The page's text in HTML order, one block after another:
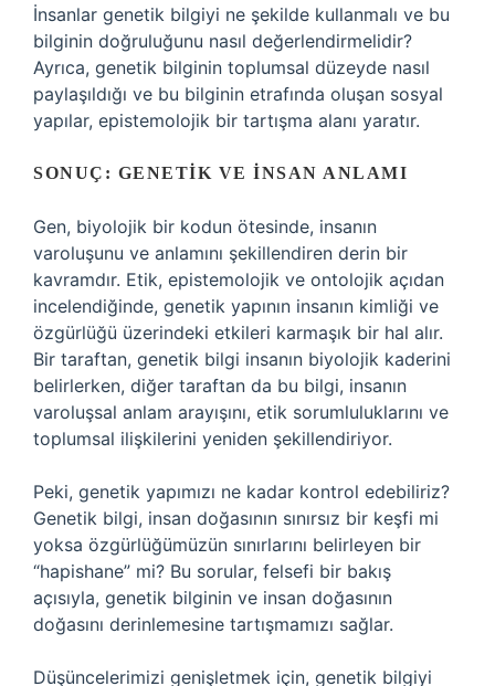
İnsanlar genetik bilgiyi ne şekilde kullanmalı ve bu
bilginin doğruluğunu nasıl değerlendirmelidir?
Ayrıca, genetik bilginin toplumsal düzeyde nasıl
paylaşıldığı ve bu bilginin etrafında oluşan sosyal
yapılar, epistemolojik bir tartışma alanı yaratır.
SONUÇ: GENETIK VE İNSAN ANLAMI
Gen, biyolojik bir kodun ötesinde, insanın
varoluşunu ve anlamını şekillendiren derin bir
kavramdır. Etik, epistemolojik ve ontolojik açıdan
incelendiğinde, genetik yapının insanın kimliği ve
özgürlüğü üzerindeki etkileri karmaşık bir hal alır.
Bir taraftan, genetik bilgi insanın biyolojik kaderini
belirlerken, diğer taraftan da bu bilgi, insanın
varoluşsal anlam arayışını, etik sorumluluklarını ve
toplumsal ilişkilerini yeniden şekillendiriyor.
Peki, genetik yapımızı ne kadar kontrol edebiliriz?
Genetik bilgi, insan doğasının sınırsız bir keşfi mi
yoksa özgürlüğümüzün sınırlarını belirleyen bir
“hapishane” mi? Bu sorular, felsefi bir bakış
açısıyla, genetik bilginin ve insan doğasının
doğasını derinlemesine tartışmamızı sağlar.
Düşüncelerimizi genişletmek için, genetik bilgiyi